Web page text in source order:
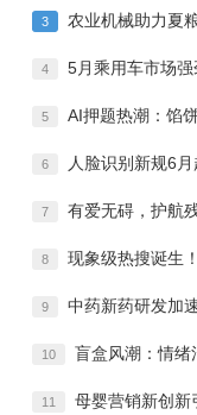
3 农业机械助力夏
4 5月乘用车市场
5 AI押题热潮：馅
6 人脸识别新规6
7 有爱无碍，护航
8 现象级热搜诞生
9 中药新药研发加
10 盲盒风潮：情绪
11 母婴营销新创新